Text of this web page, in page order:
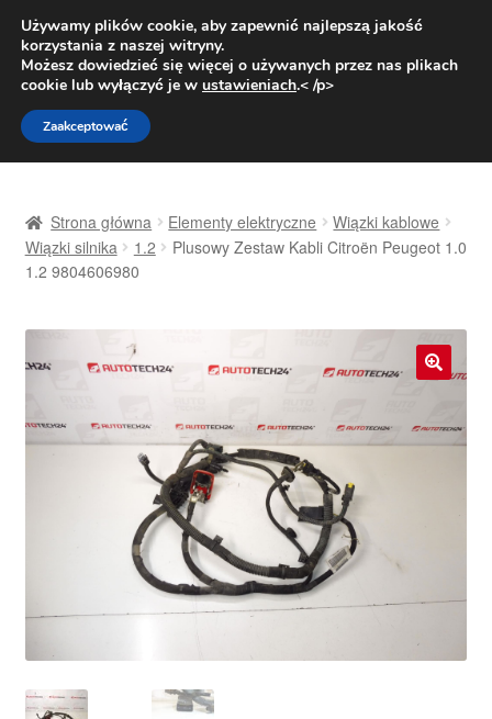
DOSTAWA od 31 zł
Pn.-pt. 9:00-16:00800 003 167
Przejdź
do
nawigacji
Przejdź
do
treści
Dostawa
Polityka prywatności
Skarga
Strona główna Elementy elektryczne
Wiązki kablowe
Wiązki silnika
1.2
Plusowy Zestaw Kabli Citroën Peugeot 1.0
1.2 9804606980
Używamy plików cookie, aby zapewnić najlepszą jakość
korzystania z naszej witryny.
Możesz dowiedzieć się więcej o używanych przez nas plikach
cookie lub wyłączyć je w ustawieniach.< /p>
Zaakceptować